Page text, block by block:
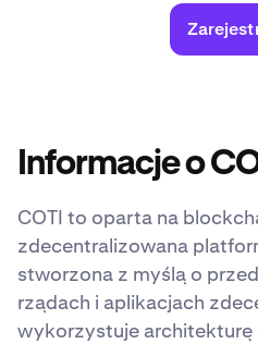
Informacje o
COTI to oparta na
zdecentralizowana
stworzona z myślą o
rządach i aplikacjach
wykorzystuje architekturę